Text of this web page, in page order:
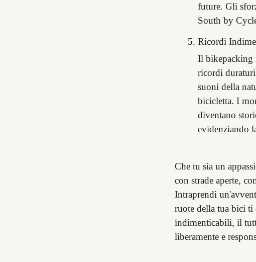
future. Gli
South by
Ricordi
Il bikepacking
ricordi
suoni della
bicicletta. I
diventano
evidenziando
Che tu sia un
con strade aperte,
Intraprendi
ruote della tua bici ti
indimenticabili, il
liberamente e